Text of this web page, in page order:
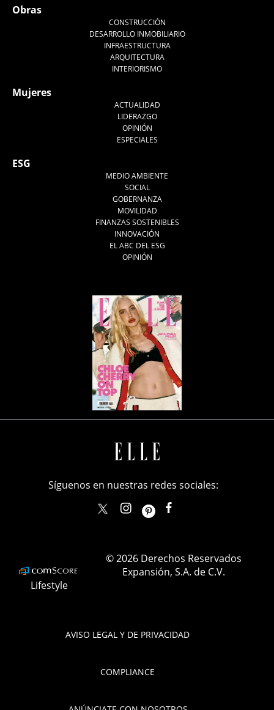
Obras
CONSTRUCCIÓN
DESARROLLO INMOBILIARIO
INFRAESTRUCTURA
ARQUITECTURA
INTERIORISMO
Mujeres
ACTUALIDAD
LIDERAZGO
OPINIÓN
ESPECIALES
ESG
MEDIO AMBIENTE
SOCIAL
GOBERNANZA
MOVILIDAD
FINANZAS SOSTENIBLES
INNOVACIÓN
EL ABC DEL ESG
OPINIÓN
AVISO LEGAL Y DE PRIVACIDAD
COMPLIANCE
Síguenos en nuestras redes sociales:
elle_mexicoellemexico
Lifestyle
© 2026 Derechos Reservados
Expansión, S.A. de C.V.